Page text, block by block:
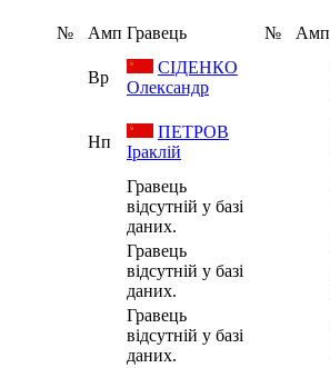
№ Амп Гравець № Амп
Вр
СІДЕНКО
Олександр
Нп
ПЕТРОВ
Іраклій
Гравець
відсутній у базі
даних.
Гравець
відсутній у базі
даних.
Гравець
відсутній у базі
даних.